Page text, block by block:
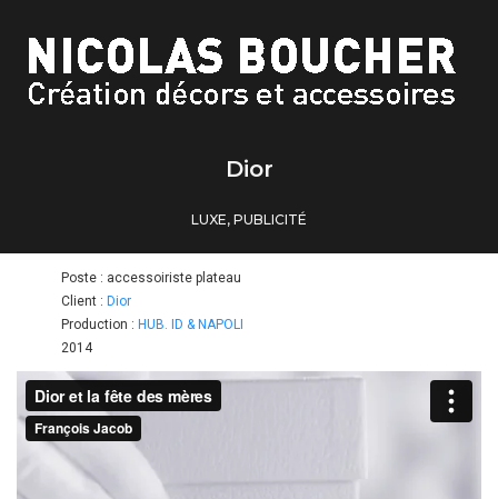
Dior
LUXE, PUBLICITÉ
Poste : accessoiriste plateau
Client : Dior
Production : HUB. ID & NAPOLI
2014